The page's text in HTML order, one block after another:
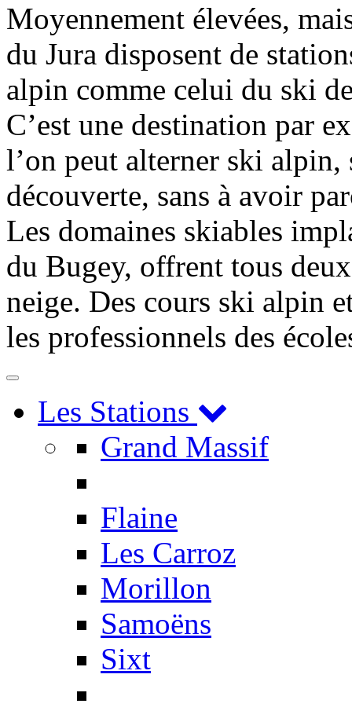
Moyennement élevées,
du Jura disposent de
alpin comme celui du ski
C’est une destination par
l’on peut alterner ski
découverte, sans à avoir
Les domaines skiables
du Bugey, offrent tous
neige. Des cours ski alpin
les professionnels des
Toggle
Les Stations
Grand Massif
Flaine
Les Carroz
Morillon
Samoëns
Sixt